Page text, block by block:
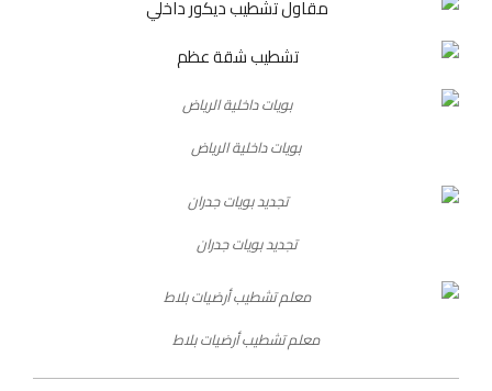
بويات داخلية الرياض
تجديد بويات جدران
معلم تشطيب أرضيات بلاط